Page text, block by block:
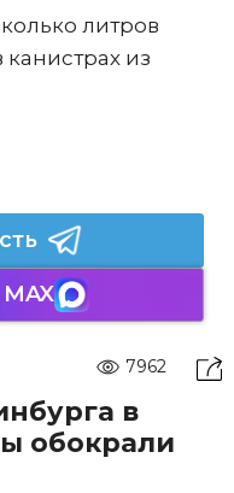
литров
канистрах из
7962
в
обокрали